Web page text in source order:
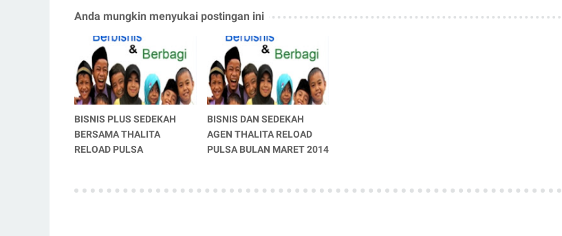
Anda mungkin menyukai postingan ini
BISNIS PLUS SEDEKAH
BERSAMA THALITA
RELOAD PULSA
BISNIS DAN SEDEKAH
AGEN THALITA RELOAD
PULSA BULAN MARET 2014